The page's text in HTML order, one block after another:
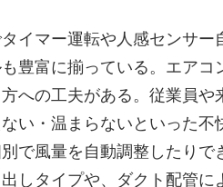
イマー運転や人感センサ
豊富に揃っている。エア
への工夫がある。従業員
い・温まらないといった
で風量を自動調整したり
しタイプや、ダクト配管